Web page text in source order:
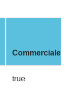
Commerciale
true